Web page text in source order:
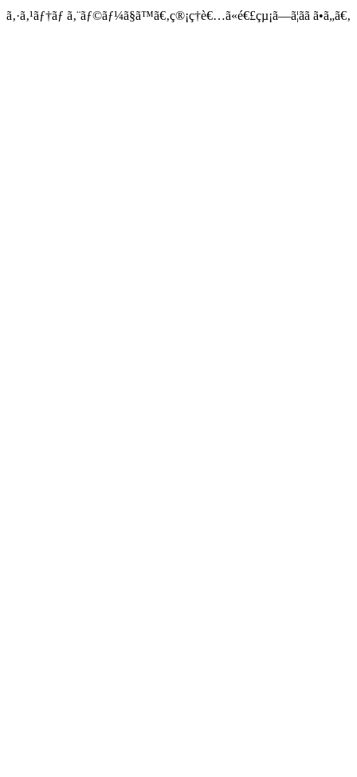
ã‚·ã‚¹ãƒ†ãƒ ã‚¨ãƒ©ãƒ¼ã§ã™ã€‚ç®¡ç†è€…ã«é€£çµ¡ã—ã¦ãã ã•ã„ã€‚